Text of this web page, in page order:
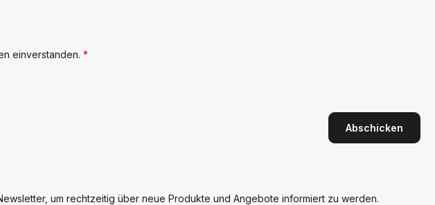
einverstanden. *
Abschicken
um rechtzeitig über neue Produkte und Angebote informiert zu werden.